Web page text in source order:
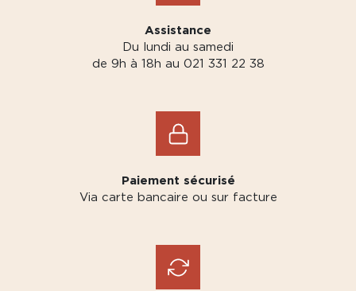
Assistance
Du lundi au samedi
de 9h à 18h au 021 331 22 38
Paiement sécurisé
Via carte bancaire ou sur facture